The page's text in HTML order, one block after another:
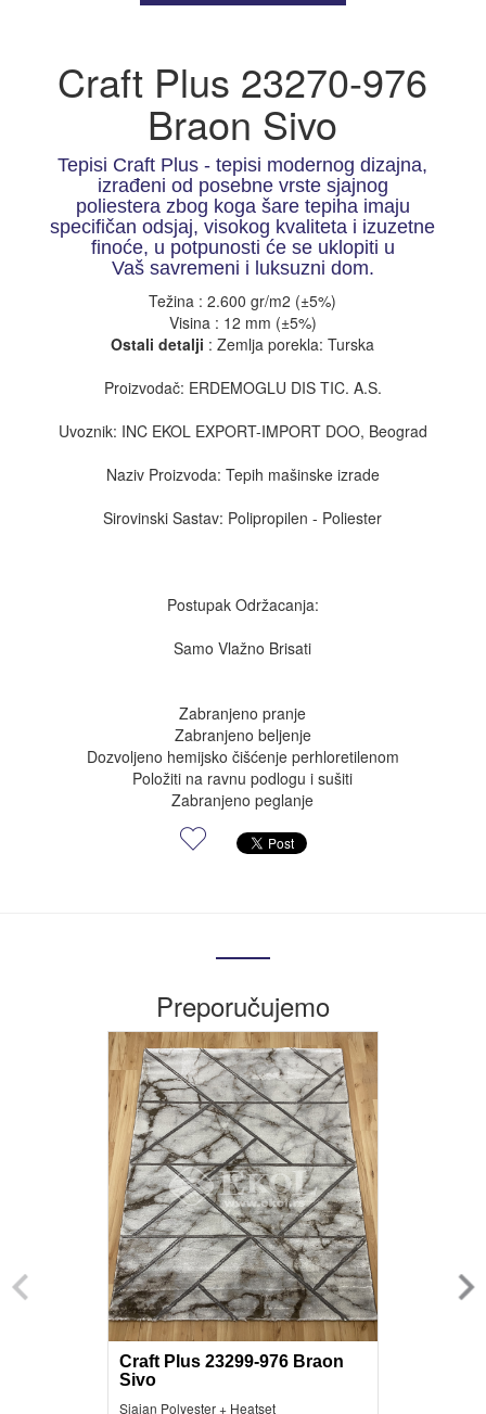
Craft Plus 23270-976
Braon Sivo
Tepisi Craft Plus - tepisi modernog dizajna,
izrađeni od posebne vrste sjajnog
poliestera zbog koga šare tepiha imaju
specifičan odsjaj, visokog kvaliteta i izuzetne
finoće, u potpunosti će se uklopiti u
Vaš savremeni i luksuzni dom.
Težina : 2.600 gr/m2 (±5%)
Visina : 12 mm (±5%)
Ostali detalji : Zemlja porekla: Turska
Proizvodač: ERDEMOGLU DIS TIC. A.S.
Uvoznik: INC EKOL EXPORT-IMPORT DOO, Beograd
Naziv Proizvoda: Tepih mašinske izrade
Sirovinski Sastav: Polipropilen - Poliester
Postupak Održacanja:
Samo Vlažno Brisati
Zabranjeno pranje
Zabranjeno beljenje
Dozvoljeno hemijsko čišćenje perhloretilenom
Položiti na ravnu podlogu i sušiti
Zabranjeno peglanje
Preporučujemo
Craft Plus 23299-976 Braon
Sivo
Sjajan Polyester + Heatset